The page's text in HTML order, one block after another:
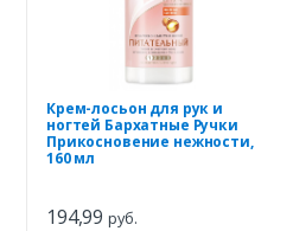
Крем-лосьон для рук и
ногтей Бархатные Ручки
Прикосновение нежности,
160 мл
194,99 руб.